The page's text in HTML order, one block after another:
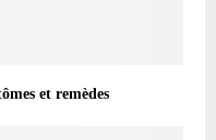
et remèdes